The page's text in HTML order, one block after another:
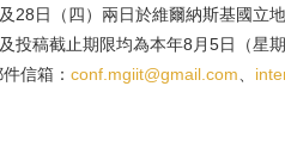
28日（四）兩日於維爾納斯基國立
投稿截止期限均為本年8月5日（星
信箱： conf.mgiit@gmail.com、